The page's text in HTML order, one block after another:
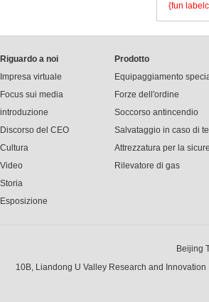
{fun
Riguardo a noi
Impresa virtuale
Focus sui media
introduzione
Discorso del CEO
Cultura
Video
Storia
Esposizione
Prodotto
Equipaggiamento
Forze dell'ordine
Soccorso antincendio
Salvataggio in caso di
Attrezzatura per la
Rilevatore di gas
Beijing
10B, Liandong U Valley Research and